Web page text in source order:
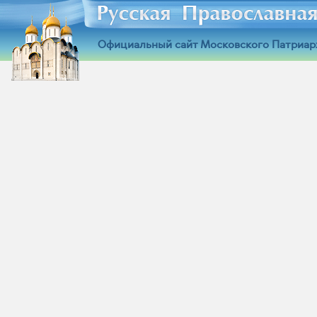
Официальный сайт Московского